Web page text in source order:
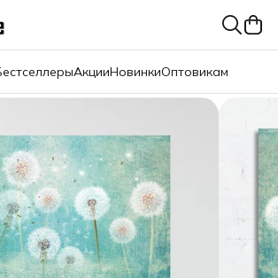
АкцииНовинкиОптовикам